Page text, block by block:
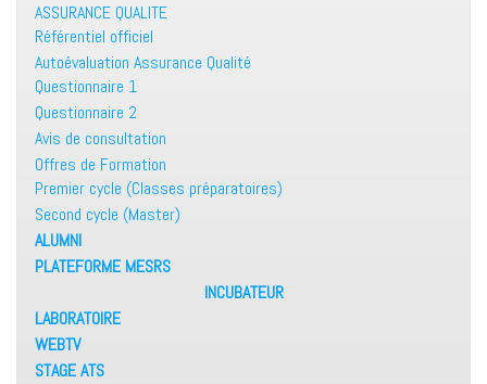
ASSURANCE QUALITE
Référentiel officiel
Autoévaluation Assurance Qualité
Questionnaire 1
Questionnaire 2
Avis de consultation
Offres de Formation
Premier cycle (Classes préparatoires)
Second cycle (Master)
ALUMNI
PLATEFORME MESRS
INCUBATEUR
LABORATOIRE
WEBTV
STAGE ATS